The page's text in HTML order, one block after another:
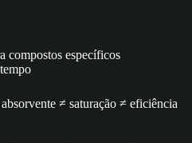
compostos específicos
≠ saturação ≠ eficiência